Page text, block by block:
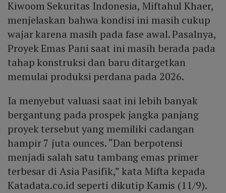
Kiwoom Sekuritas Indonesia, Miftahul Khaer,
menjelaskan bahwa kondisi ini masih cukup
wajar karena masih pada fase awal. Pasalnya,
Proyek Emas Pani saat ini masih berada pada
tahap konstruksi dan baru ditargetkan
memulai produksi perdana pada 2026.
Ia menyebut valuasi saat ini lebih banyak
bergantung pada prospek jangka panjang
proyek tersebut yang memiliki cadangan
hampir 7 juta ounces. “Dan berpotensi
menjadi salah satu tambang emas primer
terbesar di Asia Pasifik,” kata Mifta kepada
Katadata.co.id seperti dikutip Kamis (11/9).